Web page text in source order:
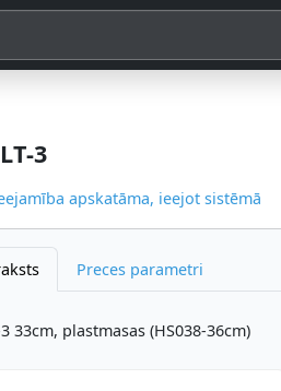
3
apskatāma, ieejot sistēmā
Preces parametri
33cm, plastmasas (HS038-36cm)